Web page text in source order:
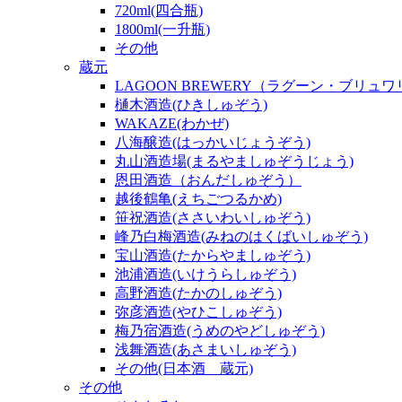
720ml(四合瓶)
1800ml(一升瓶)
その他
蔵元
LAGOON BREWERY（ラグーン・ブリュワ
樋木酒造(ひきしゅぞう)
WAKAZE(わかぜ)
八海醸造(はっかいじょうぞう)
丸山酒造場(まるやましゅぞうじょう)
恩田酒造（おんだしゅぞう）
越後鶴亀(えちごつるかめ)
笹祝酒造(ささいわいしゅぞう)
峰乃白梅酒造(みねのはくばいしゅぞう)
宝山酒造(たからやましゅぞう)
池浦酒造(いけうらしゅぞう)
高野酒造(たかのしゅぞう)
弥彦酒造(やひこしゅぞう)
梅乃宿酒造(うめのやどしゅぞう)
浅舞酒造(あさまいしゅぞう)
その他(日本酒 蔵元)
その他